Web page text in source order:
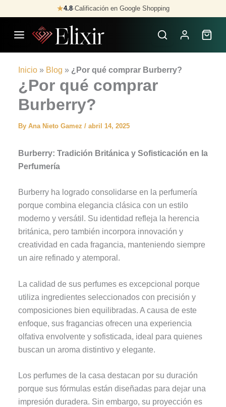
to
content
★4.8·Calificación en Google Shopping
Inicio » Blog » ¿Por qué comprar Burberry?
¿Por qué comprar
Burberry?
By Ana Nieto Gamez / abril 14, 2025
Burberry: Tradición Británica y Sofisticación en la
Perfumería
Burberry ha logrado consolidarse en la perfumería
porque combina elegancia clásica con un estilo
moderno y versátil. Su identidad refleja la herencia
británica, pero también incorpora innovación y
creatividad en cada fragancia, manteniendo siempre
un aire refinado y atemporal.
La calidad de sus perfumes es excepcional porque
utiliza ingredientes seleccionados con precisión y
composiciones bien equilibradas. A causa de este
enfoque, sus fragancias ofrecen una experiencia
olfativa envolvente y sofisticada, ideal para quienes
buscan un aroma distintivo y elegante.
Los perfumes de la casa destacan por su duración
porque sus fórmulas están diseñadas para dejar una
impresión duradera. Sin embargo, su proyección es